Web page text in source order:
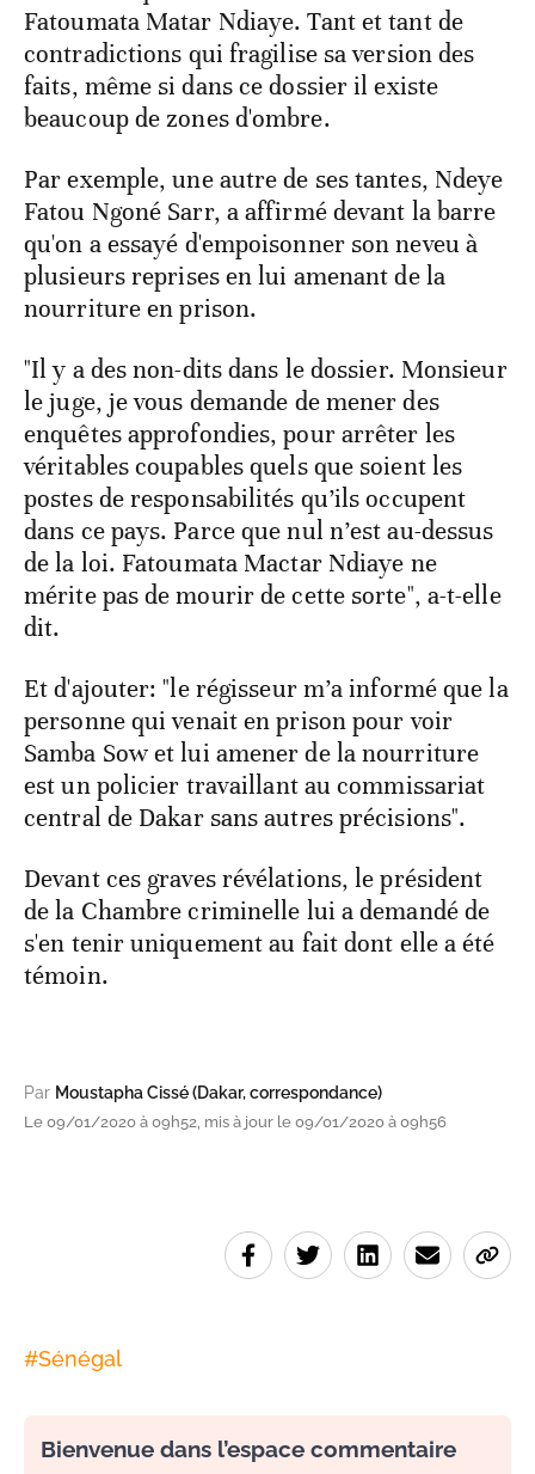
Fatoumata Matar Ndiaye. Tant et tant de
contradictions qui fragilise sa version des
faits, même si dans ce dossier il existe
beaucoup de zones d'ombre.
Par exemple, une autre de ses tantes, Ndeye
Fatou Ngoné Sarr, a affirmé devant la barre
qu'on a essayé d'empoisonner son neveu à
plusieurs reprises en lui amenant de la
nourriture en prison.
"Il y a des non-dits dans le dossier. Monsieur
le juge, je vous demande de mener des
enquêtes approfondies, pour arrêter les
véritables coupables quels que soient les
postes de responsabilités qu’ils occupent
dans ce pays. Parce que nul n’est au-dessus
de la loi. Fatoumata Mactar Ndiaye ne
mérite pas de mourir de cette sorte", a-t-elle
dit.
Et d'ajouter: "le régisseur m’a informé que la
personne qui venait en prison pour voir
Samba Sow et lui amener de la nourriture
est un policier travaillant au commissariat
central de Dakar sans autres précisions".
Devant ces graves révélations, le président
de la Chambre criminelle lui a demandé de
s'en tenir uniquement au fait dont elle a été
témoin.
Par Moustapha Cissé (Dakar, correspondance)
Le 09/01/2020 à 09h52, mis à jour le 09/01/2020 à 09h56
#Sénégal
Bienvenue dans l’espace commentaire